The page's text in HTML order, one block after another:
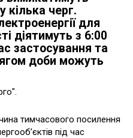
кілька черг.
для
діятимуть з 6:00
застосування та
доби можуть
тимчасового посилення
під час